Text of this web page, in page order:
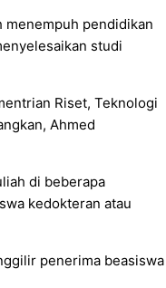
menempuh pendidikan
studi
Riset, Teknologi
Ahmed
di beberapa
kedokteran atau
penerima beasiswa